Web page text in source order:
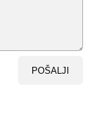
POŠALJI